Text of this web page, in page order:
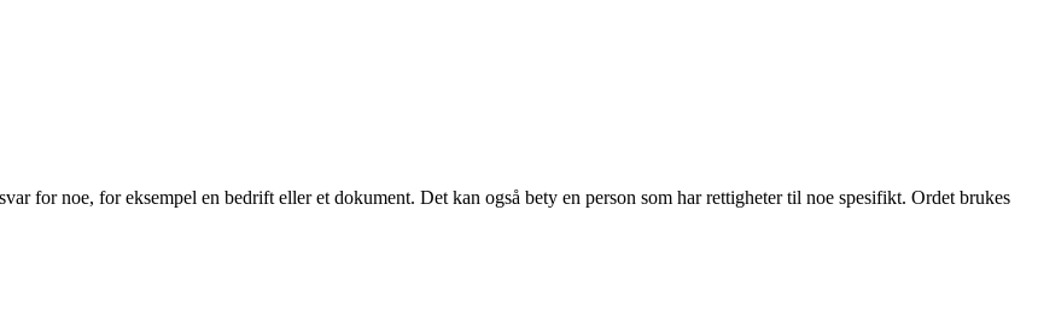
for noe, for eksempel en bedrift eller et dokument. Det kan også bety en person som har rettigheter til noe spesifikt. Ordet brukes